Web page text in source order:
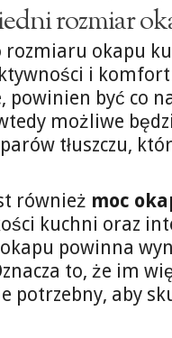
rozmiar
rozmiaru okapu
i
powinien być co
możliwe
tłuszczu,
również moc
kuchni oraz
powinna
to, że im
potrzebny, aby